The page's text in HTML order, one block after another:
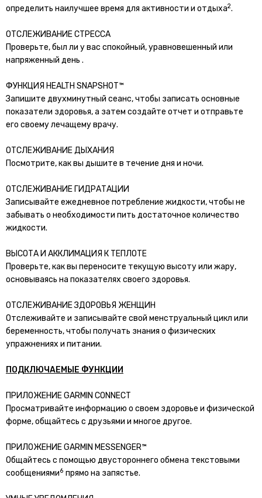
определить наилучшее время для активности и отдыха2.
ОТСЛЕЖИВАНИЕ СТРЕССА
Проверьте, был ли у вас спокойный, уравновешенный или
напряженный день .
ФУНКЦИЯ HEALTH SNAPSHOT™
Запишите двухминутный сеанс, чтобы записать основные
показатели здоровья, а затем создайте отчет и отправьте
его своему лечащему врачу.
ОТСЛЕЖИВАНИЕ ДЫХАНИЯ
Посмотрите, как вы дышите в течение дня и ночи.
ОТСЛЕЖИВАНИЕ ГИДРАТАЦИИ
Записывайте ежедневное потребление жидкости, чтобы не
забывать о необходимости пить достаточное количество
жидкости.
ВЫСОТА И АККЛИМАЦИЯ К ТЕПЛОТЕ
Проверьте, как вы переносите текущую высоту или жару,
основываясь на показателях своего здоровья.
ОТСЛЕЖИВАНИЕ ЗДОРОВЬЯ ЖЕНЩИН
Отслеживайте и записывайте свой менструальный цикл или
беременность, чтобы получать знания о физических
упражнениях и питании.
ПОДКЛЮЧАЕМЫЕ ФУНКЦИИ
ПРИЛОЖЕНИЕ GARMIN CONNECT
Просматривайте информацию о своем здоровье и физической
форме, общайтесь с друзьями и многое другое.
ПРИЛОЖЕНИЕ GARMIN MESSENGER™
Общайтесь с помощью двустороннего обмена текстовыми
сообщениями6 прямо на запястье.